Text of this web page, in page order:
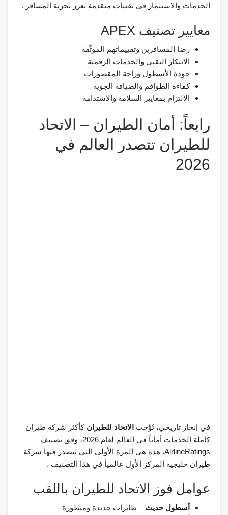
الخدمات والاستثمار في تقنيات متقدمة تعزز تجربة المسافر .
معايير تصنيف APEX
رضا المسافرين وتقييماتهم الموثّقة
الابتكار التقني والخدمات الرقمية
جودة الأسطول وراحة المقصورات
كفاءة الطواقم والضيافة الجوية
الالتزام بمعايير السلامة والاستدامة
رابعاً: أمان الطيران – الاتحاد
للطيران تتصدر العالم في
2026
في إنجاز تاريخي، تُوِّجت الاتحاد للطيران كأكثر شركة طيران
كاملة الخدمات أماناً في العالم لعام 2026، وفق تصنيف
AirlineRatings. هذه هي المرة الأولى التي تتصدر فيها شركة
طيران خليجية المركز الأول عالمياً في هذا التصنيف .
عوامل فوز الاتحاد للطيران باللقب
أسطول حديث – طائرات جديدة ومتطورة